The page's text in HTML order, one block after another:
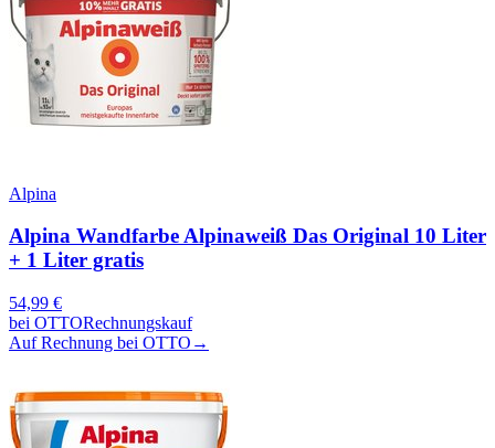
Alpina
Alpina Wandfarbe Alpinaweiß Das Original 10 Liter
+ 1 Liter gratis
54,99 €
bei OTTORechnungskauf
Auf Rechnung bei OTTO →